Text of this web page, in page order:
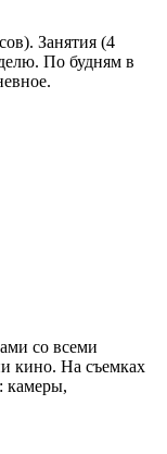
Занятия (4
По будням в
со всеми
кино. На съемках
камеры,